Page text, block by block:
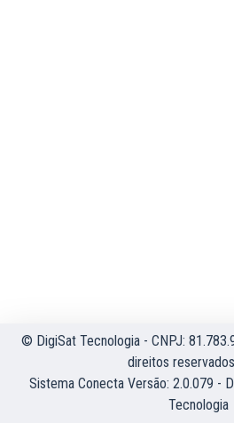
© DigiSat Tecnologia - CNPJ:
direitos
Sistema Conecta Versão: 2.0.079 -
Tecnologia